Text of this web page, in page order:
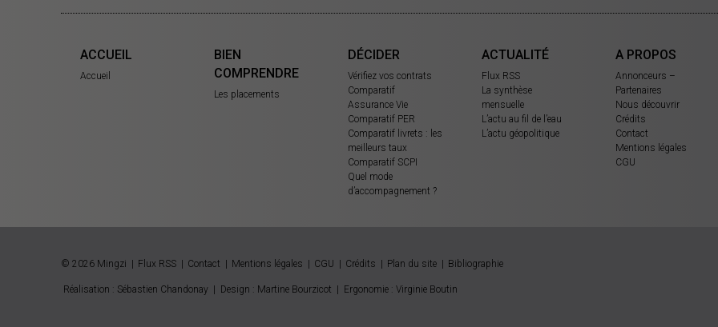
ACCUEIL
Accueil
BIEN
COMPRENDRE
Les placements
DÉCIDER
Vérifiez vos contrats
Comparatif
Assurance Vie
Comparatif PER
Comparatif livrets : les
meilleurs taux
Comparatif SCPI
Quel mode
d’accompagnement ?
ACTUALITÉ
Flux RSS
La synthèse
mensuelle
L’actu au fil de l’eau
L’actu géopolitique
A PROPOS
Annonceurs –
Partenaires
Nous découvrir
Crédits
Contact
Mentions légales
CGU
© 2026 Mingzi Flux RSS Contact Mentions légales CGU Crédits Plan du site Bibliographie
Réalisation : Sébastien Chandonay | Design : Martine Bourzicot | Ergonomie : Virginie Boutin